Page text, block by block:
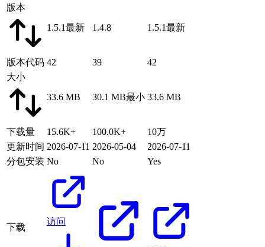
版本
1.5.1最新 1.4.8 1.5.1最新
版本代码 42 39
42
大小
33.6 MB
30.1 MB最小 33.6 MB
下载量 15.6K+ 100.0K+
10万
更新时间 2026-07-11 2026-05-04
2026-07-11
分包安装 No No Yes
下载
访问